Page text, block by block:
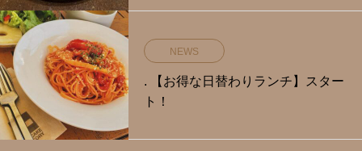
NEWS
. 【お得な日替わりランチ】スター
ト！